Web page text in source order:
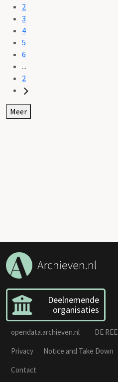
2
3
4
5
6
...
2
Meer
Deelnemende
organisaties
opendata.archieven.nl DE REE
Privacy
Notice and Take Down
Contact